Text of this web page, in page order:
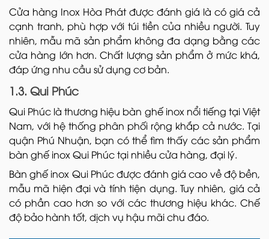
Cửa hàng Inox Hòa Phát được đánh giá là có giá cả
cạnh tranh, phù hợp với túi tiền của nhiều người. Tuy
nhiên, mẫu mã sản phẩm không đa dạng bằng các
cửa hàng lớn hơn. Chất lượng sản phẩm ở mức khá,
đáp ứng nhu cầu sử dụng cơ bản.
1.3. Qui Phúc
Qui Phúc là thương hiệu bàn ghế inox nổi tiếng tại Việt
Nam, với hệ thống phân phối rộng khắp cả nước. Tại
quận Phú Nhuận, bạn có thể tìm thấy các sản phẩm
bàn ghế inox Qui Phúc tại nhiều cửa hàng, đại lý.
Bàn ghế inox Qui Phúc được đánh giá cao về độ bền,
mẫu mã hiện đại và tính tiện dụng. Tuy nhiên, giá cả
có phần cao hơn so với các thương hiệu khác. Chế
độ bảo hành tốt, dịch vụ hậu mãi chu đáo.